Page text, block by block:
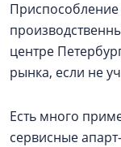
центре
рынка, если не
Есть много
сервисные